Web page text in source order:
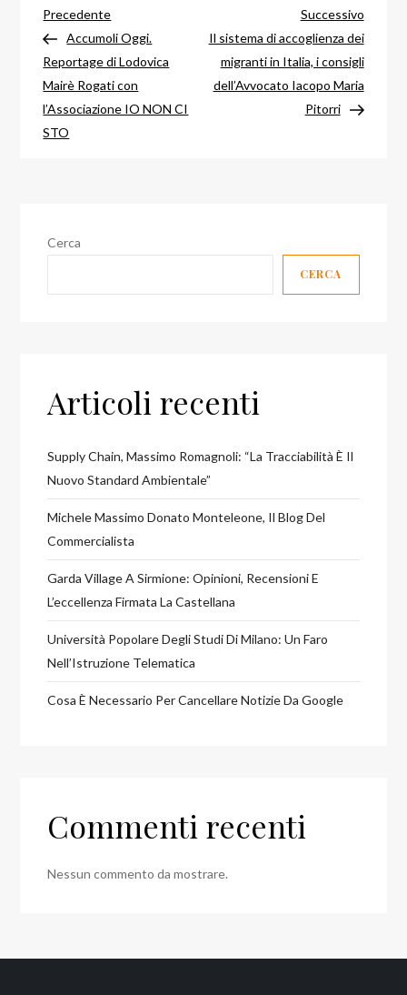
Navigazione
articoli
Articolo
precedente
Precedente
Accumoli Oggi.
Reportage di Lodovica
Mairè Rogati con
l’Associazione IO NON CI
STO
Successivo
Il sistema di accoglienza dei
migranti in Italia, i consigli
dell’Avvocato Iacopo Maria
Pitorri
Cerca
CERCA
Articoli recenti
Supply Chain, Massimo Romagnoli: “La Tracciabilità È Il
Nuovo Standard Ambientale”
Michele Massimo Donato Monteleone, Il Blog Del
Commercialista
Garda Village A Sirmione: Opinioni, Recensioni E
L’eccellenza Firmata La Castellana
Università Popolare Degli Studi Di Milano: Un Faro
Nell’Istruzione Telematica
Cosa È Necessario Per Cancellare Notizie Da Google
Commenti recenti
Nessun commento da mostrare.